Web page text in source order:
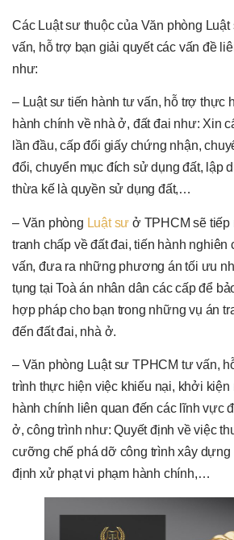
Các Luật sư thuộc của Văn phòng
vấn, hỗ trợ bạn giải quyết các vấn đề
như:
– Luật sư tiến hành tư vấn, hỗ trợ thực
hành chính về nhà ở, đất đai như: Xin
lần đầu, cấp đổi giấy chứng nhận,
đổi, chuyển mục đích sử dụng đất, lập
thừa kế là quyền sử dụng đất,…
– Văn phòng Luật sư ở TPHCM sẽ tiếp
tranh chấp về đất đai, tiến hành
vấn, đưa ra những phương án tối ưu
tụng tại Toà án nhân dân các cấp để
hợp pháp cho bạn trong những vụ án
đến đất đai, nhà ở.
– Văn phòng Luật sư TPHCM tư vấn,
trình thực hiện việc khiếu nại, khởi
hành chính liên quan đến các lĩnh vực
ở, công trình như: Quyết định về việc
cưỡng chế phá dỡ công trình xây dựng
định xử phạt vi phạm hành chính,…